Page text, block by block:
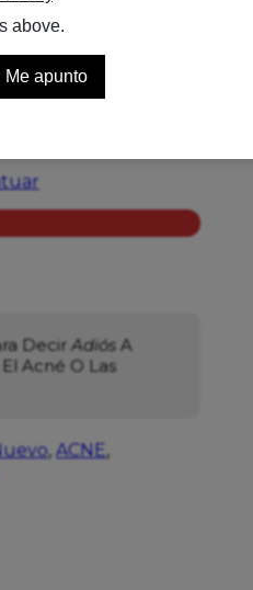
DecirAdiós A
El Acné O Las
, ACNE,